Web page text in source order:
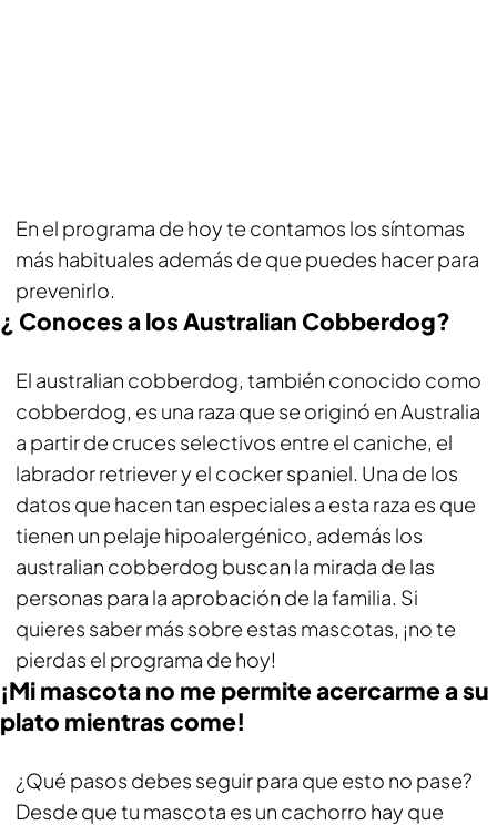
En el programa de hoy te contamos los síntomas
más habituales además de que puedes hacer para
prevenirlo.
¿ Conoces a los Australian Cobberdog?
El australian cobberdog, también conocido como
cobberdog, es una raza que se originó en Australia
a partir de cruces selectivos entre el caniche, el
labrador retriever y el cocker spaniel. Una de los
datos que hacen tan especiales a esta raza es que
tienen un pelaje hipoalergénico, además los
australian cobberdog buscan la mirada de las
personas para la aprobación de la familia. Si
quieres saber más sobre estas mascotas, ¡no te
pierdas el programa de hoy!
¡Mi mascota no me permite acercarme a su
plato mientras come!
¿Qué pasos debes seguir para que esto no pase?
Desde que tu mascota es un cachorro hay que